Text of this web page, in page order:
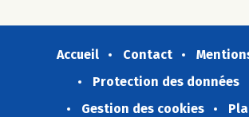
Accueil Contact
Protection des données
Gestion des cookies